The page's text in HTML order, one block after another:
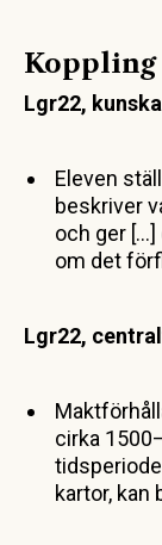
Koppling
Lgr22,
Eleven
beskriver
och ger […]
om det
Lgr22,
cirka
kartor,